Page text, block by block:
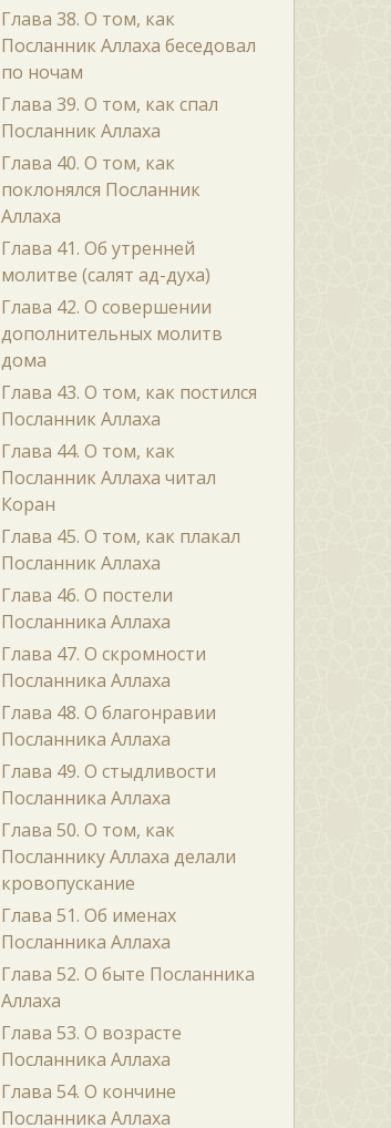
Глава 38. О том, как
Посланник Аллаха беседовал
по ночам
Глава 39. О том, как спал
Посланник Аллаха
Глава 40. О том, как
поклонялся Посланник
Аллаха
Глава 41. Об утренней
молитве (салят ад-духа)
Глава 42. О совершении
дополнительных молитв
дома
Глава 43. О том, как постился
Посланник Аллаха
Глава 44. О том, как
Посланник Аллаха читал
Коран
Глава 45. О том, как плакал
Посланник Аллаха
Глава 46. О постели
Посланника Аллаха
Глава 47. О скромности
Посланника Аллаха
Глава 48. О благонравии
Посланника Аллаха
Глава 49. О стыдливости
Посланника Аллаха
Глава 50. О том, как
Посланнику Аллаха делали
кровопускание
Глава 51. Об именах
Посланника Аллаха
Глава 52. О быте Посланника
Аллаха
Глава 53. О возрасте
Посланника Аллаха
Глава 54. О кончине
Посланника Аллаха